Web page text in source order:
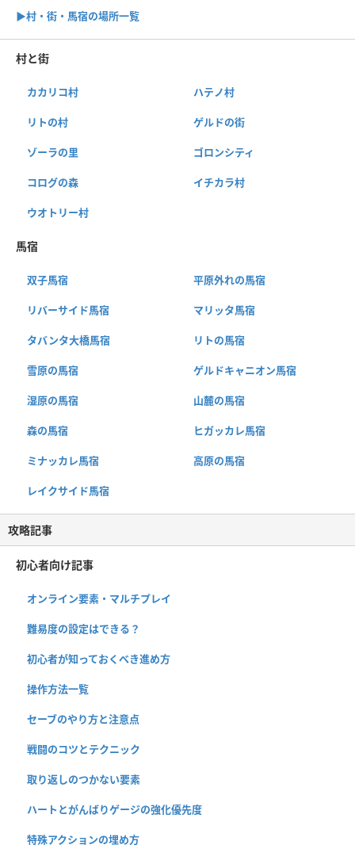
▶︎村・街・馬宿の場所一覧
村と街
カカリコ村 ハテノ村
リトの村 ゲルドの街
ゾーラの里 ゴロンシティ
コログの森 イチカラ村
ウオトリー村
馬宿
双子馬宿 平原外れの馬宿
リバーサイド馬宿 マリッタ馬宿
タバンタ大橋馬宿 リトの馬宿
雪原の馬宿 ゲルドキャニオン馬宿
湿原の馬宿 山麓の馬宿
森の馬宿 ヒガッカレ馬宿
ミナッカレ馬宿 高原の馬宿
レイクサイド馬宿
攻略記事
初心者向け記事
オンライン要素・マルチプレイ
難易度の設定はできる？
初心者が知っておくべき進め方
操作方法一覧
セーブのやり方と注意点
戦闘のコツとテクニック
取り返しのつかない要素
ハートとがんばりゲージの強化優先度
特殊アクションの埋め方